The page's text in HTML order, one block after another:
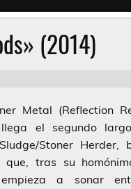
(2014)
Metal (Reflection
llega el segundo
Stoner Herder,
que, tras su
empieza a sonar